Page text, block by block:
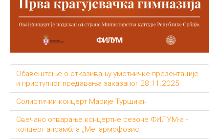
Обавештење о отказивању уметничке презентације
и приступног предавања заказаног 28.11.2025
Солистички концерт Марије Туршијан
Свечано отварање концертне сезоне ФИЛУМ-а -
концерт ансамбла ,,Метармофозис"